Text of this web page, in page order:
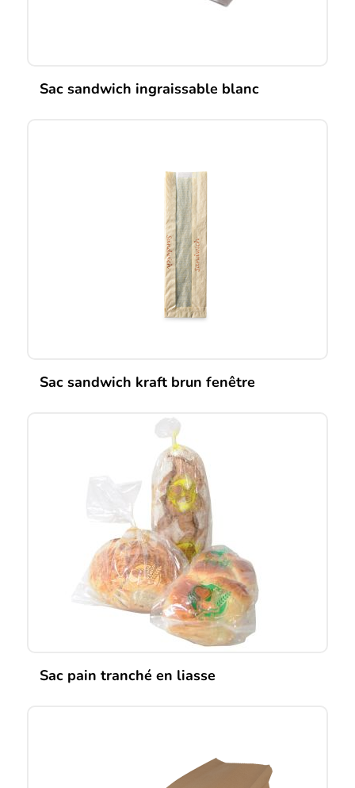
Sac sandwich ingraissable blanc
Sac sandwich kraft brun fenêtre
Sac pain tranché en liasse